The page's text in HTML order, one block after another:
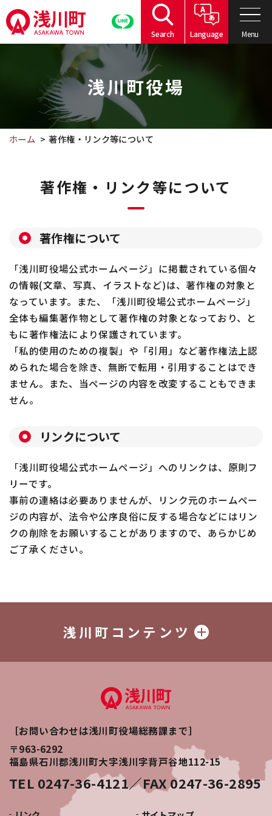
の
ペ
へ
Search Language Menu
文
浅川町役場
ホーム 著作権・リンク等について
著作権・リンク等について
著作権について
「浅川町役場公式ホームページ」に掲載されている個々
の情報(文章、写真、イラストなど)は、著作権の対象と
なっています。また、「浅川町役場公式ホームページ」
全体も編集著作物として著作権の対象となっており、と
もに著作権法により保護されています。
「私的使用のための複製」や「引用」など著作権法上認
められた場合を除き、無断で転用・引用することはでき
ません。また、当ページの内容を改変することもできま
せん。
リンクについて
「浅川町役場公式ホームページ」へのリンクは、原則フ
リーです。
事前の連絡は必要ありませんが、リンク元のホームペー
ジの内容が、法令や公序良俗に反する場合などにはリン
クの削除をお願いすることがありますので、あらかじめ
ご了承ください。
浅川町コンテンツ
［お問い合わせは浅川町役場総務課まで］
〒963-6292
福島県石川郡浅川町大字浅川字背戸谷地112-15
TEL 0247-36-4121／FAX 0247-36-2895